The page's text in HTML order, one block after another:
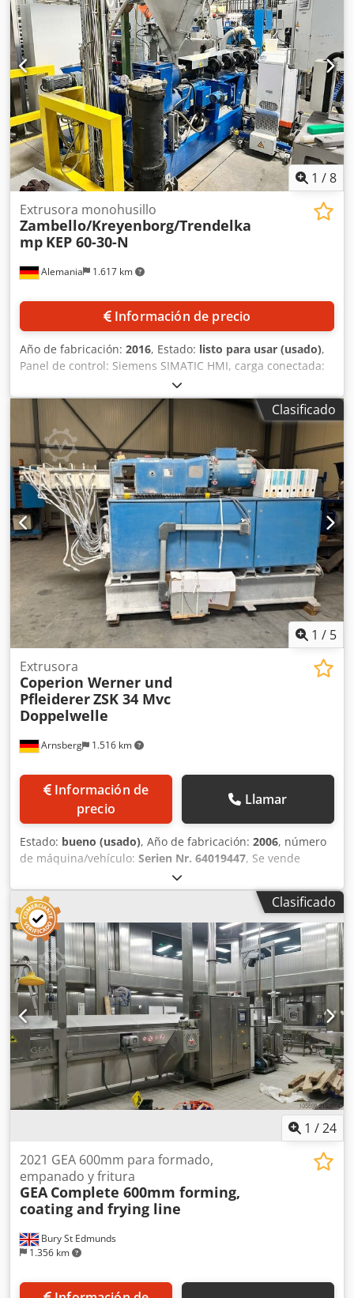
1 /8
Alemania 1.617 km
Extrusora monohusillo
Zambello/Kreyenborg/Trendelka
mp KEP 60-30-N
Información de precio
Año de fabricación: 2016, Estado: listo para usar (usado),
Panel de control: Siemens SIMATIC HMI, carga conectada:
80kW, peso: 1,85t, horas de funcionamiento: aprox. 4500h,
con tolva de alimentación Kreyenborg, año de
construcción: 2017, y cambiador de cribas Trendelkamp.
La documentación está completa, es posible realizar una
inspección in situ. Cedsv Uz Awspfx Aagsrf
Clasificado
1 / 5
Arnsberg 1.516 km
Extrusora
Coperion Werner und
PfleidererZSK 34 Mvc
Doppelwelle
Información de
precio
Llamar
Estado: bueno (usado), Año de fabricación: 2006, número
de máquina/vehículo: Serien Nr. 64019447, Se vende
extrusora de doble husillo Coperion Werner y Pfleiderer
ZSK 34 Mvc de segunda mano. Crodsvcyk Nopfx Aagef La
extrusora se utilizó para recubrimientos en polvoClasificado
1 /24
Bury St Edmunds
1.356 km
2021 GEA 600mm para formado,
empanado y fritura
GEA Complete 600mm forming,
coating and frying line